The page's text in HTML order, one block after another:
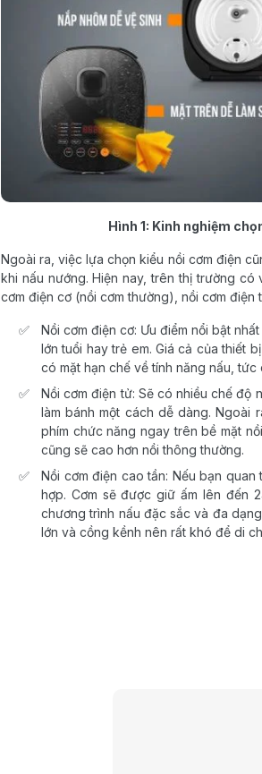
Hình 1: Kinh nghiệm
Ngoài ra, việc lựa chọn kiểu nồi cơm điện
khi nấu nướng. Hiện nay, trên thị trường
cơm điện cơ (nồi cơm thường), nồi cơm điện
Nồi cơm điện cơ: Ưu điểm nổi bật
lớn tuổi hay trẻ em. Giá cả của thiết
có mặt hạn chế về tính năng nấu,
Nồi cơm điện tử: Sẽ có nhiều chế độ
làm bánh một cách dễ dàng.
phím chức năng ngay trên bề mặt
cũng sẽ cao hơn nồi thông thường.
Nồi cơm điện cao tần: Nếu bạn
hợp. Cơm sẽ được giữ ấm lên đến
chương trình nấu đặc sắc và đa
lớn và cồng kềnh nên rất khó để di